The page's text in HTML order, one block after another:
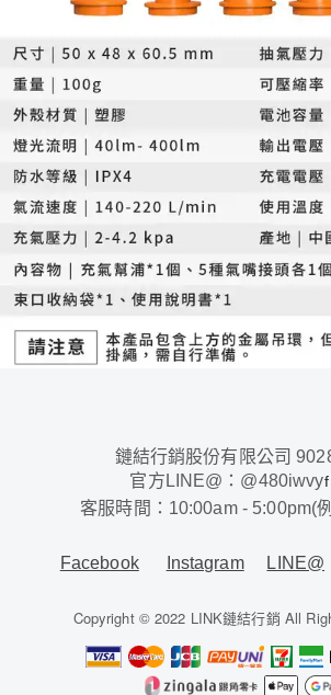
鏈結行銷股份有限公司
官方LINE@：@480iwvyf
客服時間：10:00am - 5:00pm(
Facebook Instagram LINE@
Copyright © 2022 LINK鏈結行銷 All